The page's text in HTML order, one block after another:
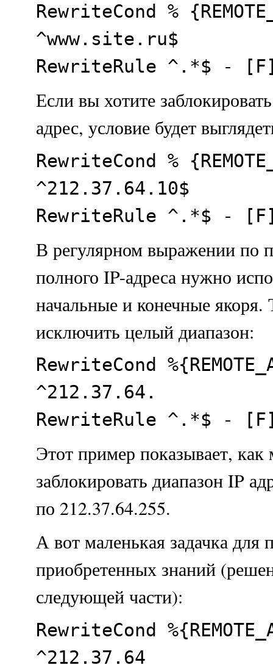
RewriteCond %
^www.site.ru$
RewriteRule ^.*$ -
Если вы хотите
адрес, условие будет
RewriteCond %
^212.37.64.10$
RewriteRule ^.*$ -
В регулярном выражении по
полного IP-адреса нужно
начальные и конечные
исключить целый диапазон:
RewriteCond
^212.37.64.
RewriteRule ^.*$ -
Этот пример показывает,
заблокировать диапазон IP
по 212.37.64.255.
А вот маленькая задачка для
приобретенных знаний
следующей части):
RewriteCond
^212.37.64